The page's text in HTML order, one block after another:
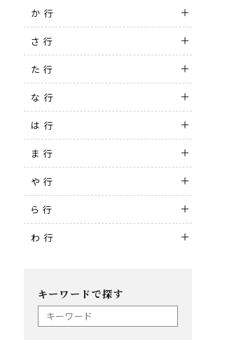
か 行
さ 行
た 行
な 行
は 行
ま 行
や 行
ら 行
わ 行
キーワードで探す